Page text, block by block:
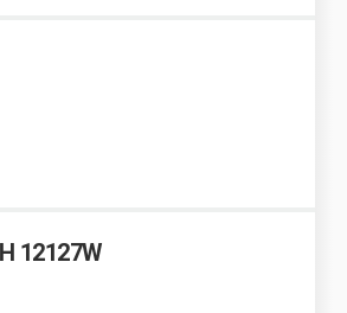
12127W